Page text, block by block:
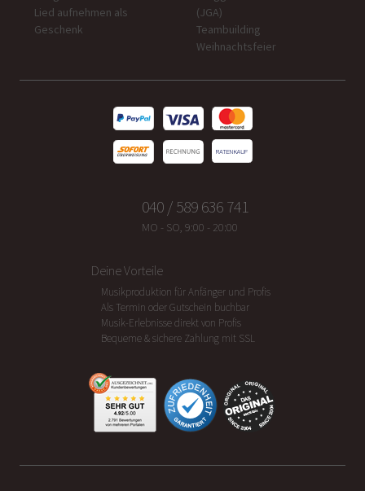
Lied aufnehmen als
Geschenk
(JGA)
Teambuilding
Weihnachtsfeier
040 / 589 636 741
MO - SO, 9:00 - 20:00
Deine Vorteile
Musikproduktion für Anfänger und Profis
Als Termin oder Gutschein buchbar
Musik-Erlebnisse direkt von Profis
Bequeme & sichere Zahlung mit SSL